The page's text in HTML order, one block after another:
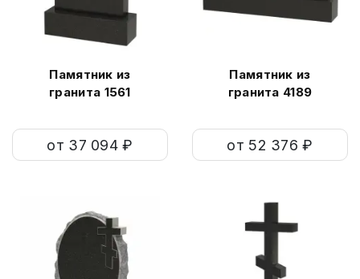
Памятник из
гранита 1561
от 37 094 ₽
Памятник из
гранита 4189
от 52 376 ₽